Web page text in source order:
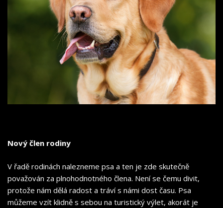
Nový člen rodiny
V řadě rodinách nalezneme psa a ten je zde skutečně
považován za plnohodnotného člena. Není se čemu divit,
protože nám dělá radost a tráví s námi dost času. Psa
můžeme vzít klidně s sebou na turistický výlet, akorát je